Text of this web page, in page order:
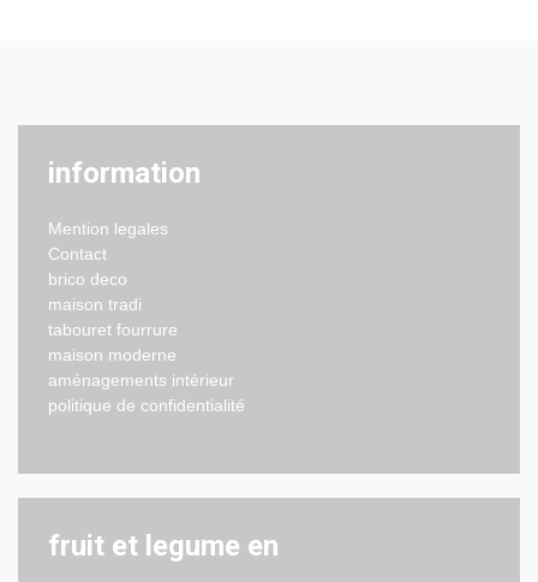
information
Mention legales
Contact
brico deco
maison tradi
tabouret fourrure
maison moderne
aménagements intérieur
politique de confidentialité
fruit et legume en